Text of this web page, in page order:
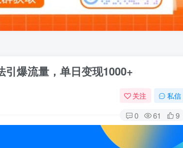
爆流量，单日变现1000+
关注 私信
0 61 9